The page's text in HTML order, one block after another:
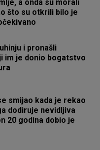
a onda su morali
što su otkrili bilo je
i pronašli
im je donio bogatstvo
smijao kada je rekao
dodiruje nevidljiva
20 godina dobio je